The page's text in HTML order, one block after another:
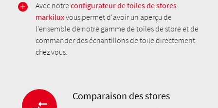
Avec notreconfigurateur de toiles de stores
markiluxvous permet d'avoir un aperçu de
l'ensemble de notre gamme de toiles de store et de
commander des échantillons de toile directement
chez vous.
Comparaison des stores